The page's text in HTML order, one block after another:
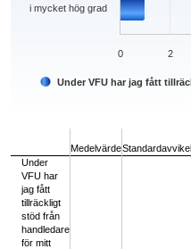
Under VFU har jag fått
i mycket hög grad
0 2
Medelvärde
Under
VFU har
jag fått
tillräckligt
stöd från
handledare
för mitt